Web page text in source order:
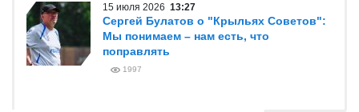
15 июля 2026 13:27
Сергей Булатов о "Крыльях Советов":
Мы понимаем – нам есть, что
поправлять
1997